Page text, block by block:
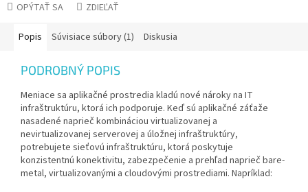
OPÝTAŤ SA ZDIEĽAŤ
Popis Súvisiace súbory (1) Diskusia
PODROBNÝ POPIS
Meniace sa aplikačné prostredia kladú nové nároky na IT
infraštruktúru, ktorá ich podporuje. Keď sú aplikačné záťaže
nasadené naprieč kombináciou virtualizovanej a
nevirtualizovanej serverovej a úložnej infraštruktúry,
potrebujete sieťovú infraštruktúru, ktorá poskytuje
konzistentnú konektivitu, zabezpečenie a prehľad naprieč bare-
metal, virtualizovanými a cloudovými prostrediami. Napríklad: